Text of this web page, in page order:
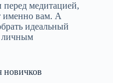
перед медитацией,
именно вам. А
идеальный
личным
новичков